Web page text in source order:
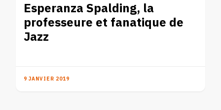
Esperanza Spalding, la
professeure et fanatique de
Jazz
9 JANVIER 2019